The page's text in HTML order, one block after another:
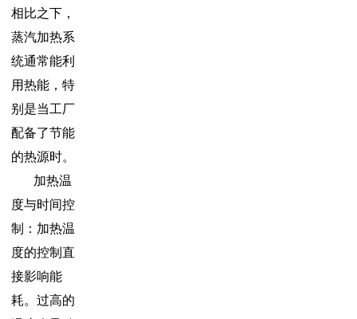
相比之下，
蒸汽加热系
统通常能利
用热能，特
别是当工厂
配备了节能
的热源时。
加热温
度与时间控
制：加热温
度的控制直
接影响能
耗。过高的